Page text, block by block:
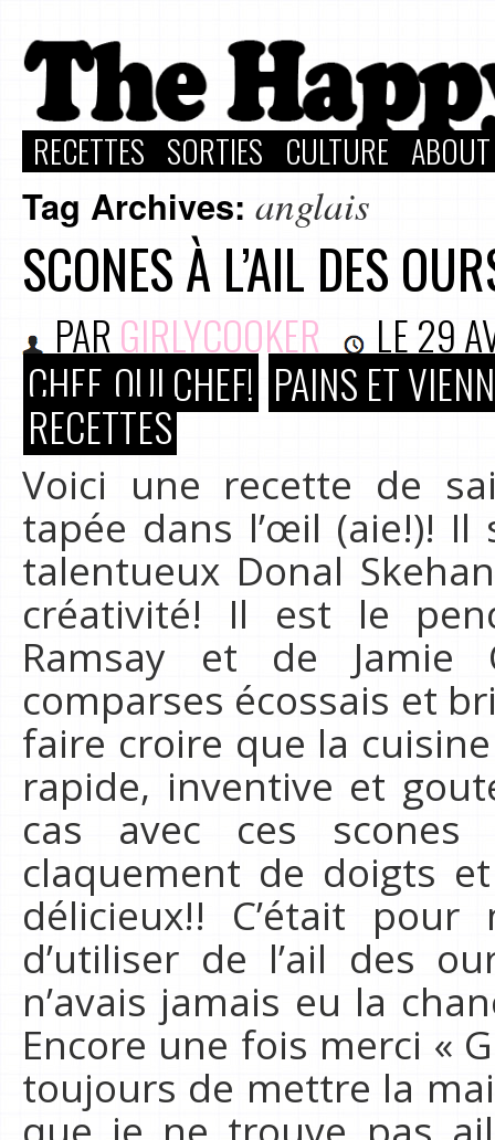
RECETTES SORTIES CULTURE
Tag Archives: anglais
SCONES À L’AIL DES
PAR GIRLYCOOKER LE29
CHEF, OUI CHEF! PAINS ET
RECETTES
Voici une recette de
tapée dans l’œil (aie!)! Il
talentueux Donal
créativité! Il est le
Ramsay et de Jamie
comparses écossais et
faire croire que la
rapide, inventive et
cas avec ces
claquement de doigts
délicieux!! C’était
d’utiliser de l’ail des
n’avais jamais eu la
Encore une fois merci «
toujours de mettre la